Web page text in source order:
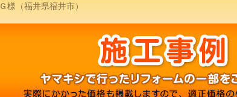
Ｇ様（福井県福井市）